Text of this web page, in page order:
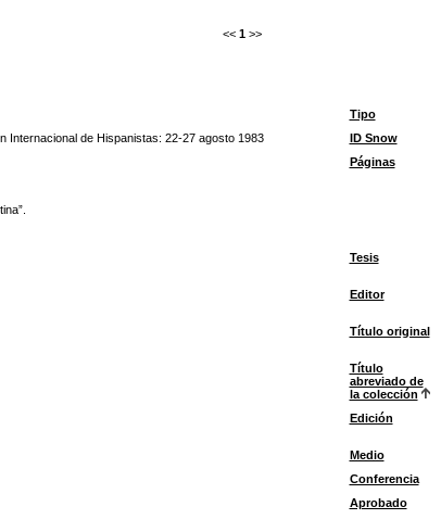
<< 1 >>
Tipo
Internacional de Hispanistas: 22-27 agosto 1983 ID Snow
Páginas
Tesis
Editor
Título original
Título
abreviado de
la colección
Edición
Medio
Conferencia
Aprobado